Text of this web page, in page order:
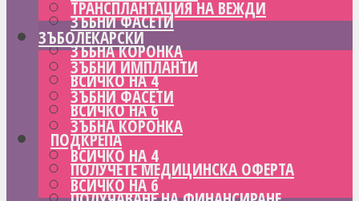
ЗЪБНИ ФАСЕТИ
ЗЪБНА КОРОНКА
ВСИЧКО НА 4
ВСИЧКО НА 6
ПОДКРЕПА
ПОЛУЧЕТЕ МЕДИЦИНСКА ОФЕРТА
ТРАНСПЛАНТАЦИЯ НА ВЕЖДИ
ЗЪБОЛЕКАРСКИ
ЗЪБНИ ИМПЛАНТИ
ЗЪБНИ ФАСЕТИ
ЗЪБНА КОРОНКА
ВСИЧКО НА 4
ВСИЧКО НА 6